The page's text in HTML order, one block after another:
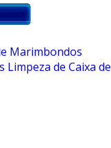
Marimbondos
Limpeza de Caixa de